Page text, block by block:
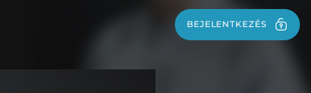
BEJELENTKEZÉS
BEJELENTKEZÉS